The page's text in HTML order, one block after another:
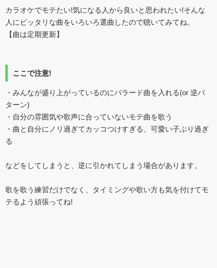
カラオケでモテたい!気になる人から良いと思われたい!そんな
人にピッタリな曲をいろいろ選曲したので聴いてみてね。
【曲は定期更新】
ここで注意!
・みんなが盛り上がっているのにバラード曲を入れる(or 逆パ
ターン)
・自分の雰囲気や歌声に合っていないモテ曲を歌う
・曲と自分にノリ過ぎてカッコつけすぎる、可愛い子ぶり過ぎ
る
などをしてしまうと、逆に引かれてしまう場合があります。
歌を歌う練習だけでなく、タイミングや歌い方も気を付けてモ
テるよう頑張ってね!